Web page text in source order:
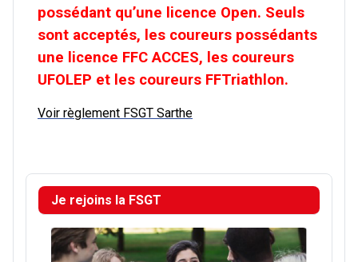
possédant qu’une licence Open. Seuls
sont acceptés, les coureurs possédants
une licence FFC ACCES, les coureurs
UFOLEP et les coureurs FFTriathlon.
Voir règlement FSGT Sarthe
Je rejoins la FSGT